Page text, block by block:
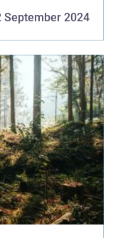
September 2024